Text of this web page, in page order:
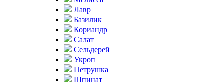
Лавр
Базилик
Кориандр
Салат
Сельдерей
Укроп
Петрушка
Шпинат